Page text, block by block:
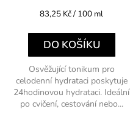
Měrná
83,25 Kč / 100 ml
DO KOŠÍKU
Osvěžující tonikum pro
celodenní hydrataci poskytuje
24hodinovou hydrataci. Ideální
po cvičení, cestování nebo...